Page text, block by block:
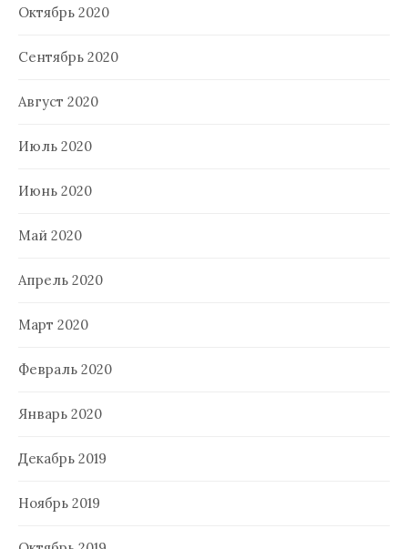
Октябрь 2020
Сентябрь 2020
Август 2020
Июль 2020
Июнь 2020
Май 2020
Апрель 2020
Март 2020
Февраль 2020
Январь 2020
Декабрь 2019
Ноябрь 2019